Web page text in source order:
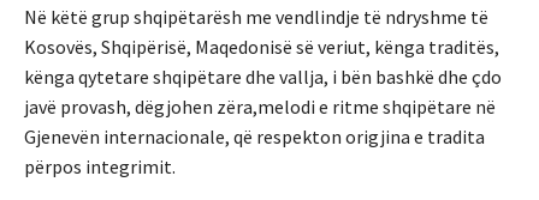
Në këtë grup shqipëtarësh me vendlindje të ndryshme të
Kosovës, Shqipërisë, Maqedonisë së veriut, kënga traditës,
kënga qytetare shqipëtare dhe vallja, i bën bashkë dhe çdo
javë provash, dëgjohen zëra,melodi e ritme shqipëtare në
Gjenevën internacionale, që respekton origjina e tradita
përpos integrimit.